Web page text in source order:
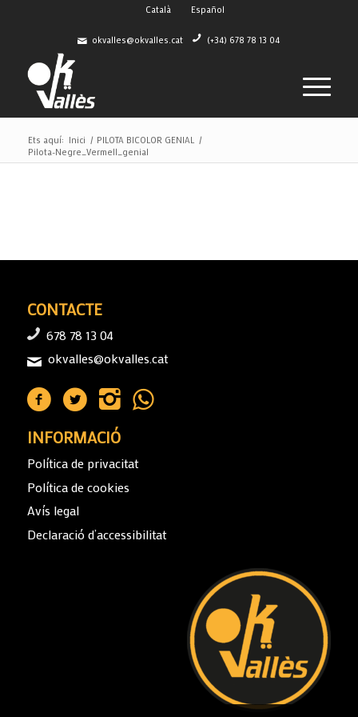
Català Español
okvalles@okvalles.cat (+34) 678 78 13 04
Ets aquí: Inici / PILOTA BICOLOR GENIAL /
Pilota-Negre_Vermell_genial
CONTACTE
678 78 13 04
okvalles@okvalles.cat
INFORMACIÓ
Política de privacitat
Política de cookies
Avís legal
Declaració d’accessibilitat